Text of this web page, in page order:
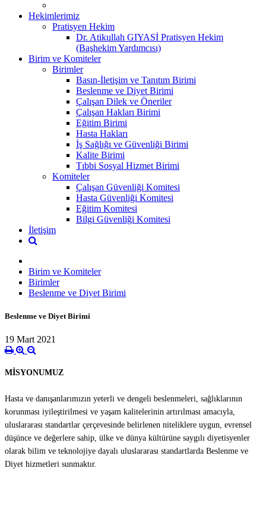
Hekimlerimiz
Pratisyen Hekim
Dr. Atikullah GIYASİ Pratisyen Hekim
(Başhekim Yardımcısı)
Birim ve Komiteler
Birimler
Basın-İletişim ve Tanıtım Birimi
Beslenme ve Diyet Birimi
Çalışan Dilek ve Öneriler
Çalışan Hakları Birimi
Eğitim Birimi
Hasta Hakları
İş Sağlığı ve Güvenliği Birimi
Kalite Birimi
Tıbbi Sosyal Hizmet Birimi
Komiteler
Çalışan Güvenliği Komitesi
Hasta Güvenliği Komitesi
Eğitim Komitesi
Bilgi Güvenliği Komitesi
İletişim
Birim ve Komiteler
Birimler
Beslenme ve Diyet Birimi
Beslenme ve Diyet Birimi
19 Mart 2021
MİSYONUMUZ
Hasta ve danışanlarımızın yeterli ve dengeli beslenmeleri, sağlıklarının
korunması iyileştirilmesi ve yaşam kalitelerinin artırılması amacıyla,
uluslararası standartlar çerçevesinde belirlenen niteliklere uygun, evrensel
düşünce ve değerlere sahip, ülke ve dünya kültürüne saygılı diyetisyenler
olarak bilim ve teknolojiye dayalı uluslararası standartlarda Beslenme ve
Diyet hizmetleri sunmaktır.